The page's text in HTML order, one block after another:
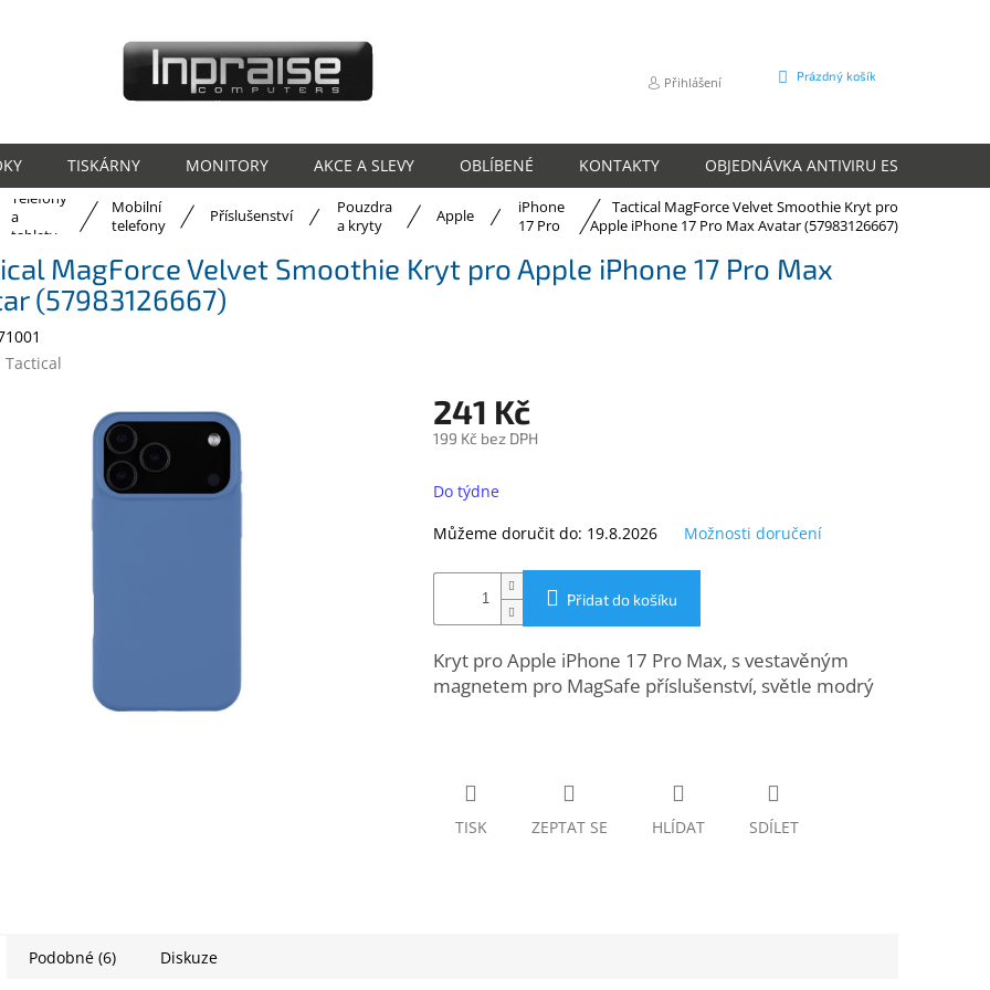
Přihlášení
NÁKUPNÍ
Prázdný košík
TISKÁRNY MONITORY AKCE A SLEVY OBLÍBENÉ KONTAKTY OBJEDNÁVKA ANTIVIRU ESET
Telefony
a
tablety
Mobilní
telefony
Příslušenství
Pouzdra
a kryty
Apple
Pro
iPhone
17 Pro
Tactical MagForce Velvet Smoothie Kryt pro
Apple iPhone 17 Pro Max Avatar (57983126667)
MagForce Velvet Smoothie Kryt pro Apple iPhone 17 Pro Max
(57983126667)
Tactical
241 Kč
199 Kč bez DPH
cena:
Do týdne
Můžeme doručit do: 19.8.2026 Možnosti doručení
Přidat do košíku
Kryt pro Apple iPhone 17 Pro Max, s vestavěným
magnetem pro MagSafe příslušenství, světle modrý
TISK ZEPTAT SE HLÍDAT SDÍLET
Podobné (6) Diskuze